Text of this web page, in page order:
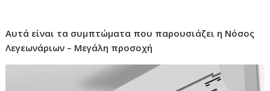
Αυτά είναι τα συμπτώματα που παρουσιάζει η Νόσος
Λεγεωνάριων – Μεγάλη προσοχή